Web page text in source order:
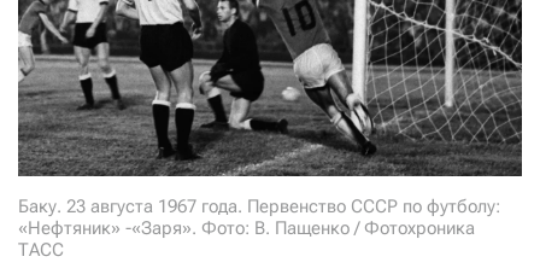
Баку. 23 августа 1967 года. Первенство СССР по футболу:
«Нефтяник» -«Заря». Фото: В. Пащенко / Фотохроника
ТАСС
ПОДЕЛИТЬСЯ С ДРУЗЬЯМИ
Если у вас есть вопросы, пишите donate@novayagazeta.ruили
звоните:
+7 (929) 612-03-68